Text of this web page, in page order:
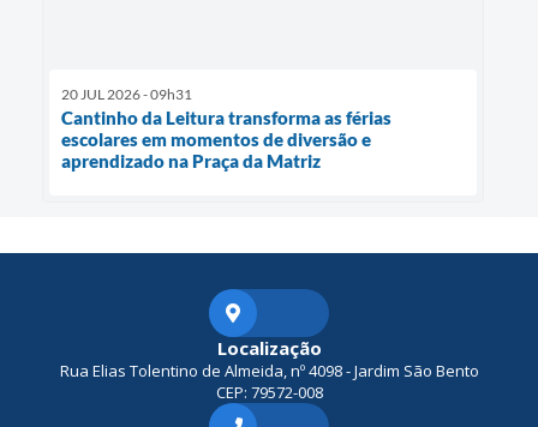
20 JUL 2026 - 09h31
Cantinho da Leitura transforma as férias
escolares em momentos de diversão e
aprendizado na Praça da Matriz
Localização
Rua Elias Tolentino de Almeida, nº 4098 - Jardim São Bento
CEP: 79572-008